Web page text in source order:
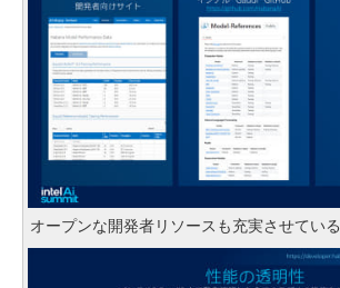
オープンな開発者リソースも充実させている